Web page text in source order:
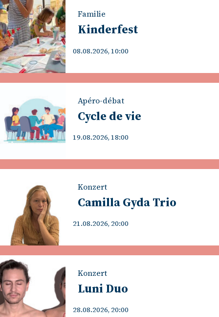
Familie
Kinderfest
08.08.2026, 10:00
Apéro-débat
Cycle de vie
19.08.2026, 18:00
Konzert
Camilla Gyda Trio
21.08.2026, 20:00
Konzert
Luni Duo
28.08.2026, 20:00